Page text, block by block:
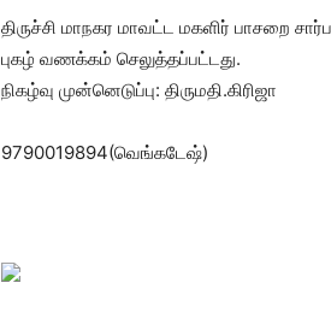
திருச்சி மாநகர மாவட்ட மகளிர் பாசறை
புகழ் வணக்கம் செலுத்தப்பட்டது.
நிகழ்வு முன்னெடுப்பு: திருமதி.கிரிஜா
9790019894(வெங்கடேஷ்)